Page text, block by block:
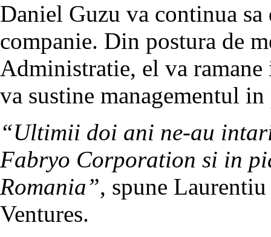
Daniel Guzu va continua
companie. Din postura de
Administratie, el va
va sustine managementul
“Ultimii doi ani ne-au
Fabryo Corporation si in
Romania”, spune
Ventures.